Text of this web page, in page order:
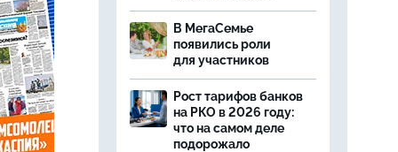
В МегаСемье
появились роли
для участников
Рост тарифов банков
на РКО в 2026 году:
что на самом деле
подорожало